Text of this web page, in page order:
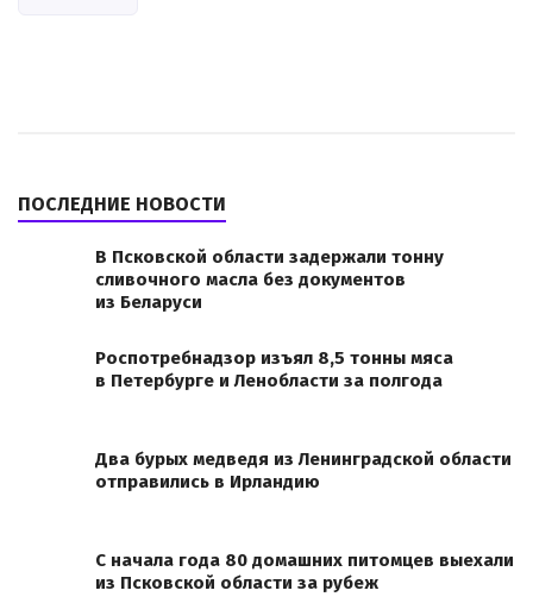
ПОСЛЕДНИЕ НОВОСТИ
В Псковской области задержали тонну
сливочного масла без документов
из Беларуси
Роспотребнадзор изъял 8,5 тонны мяса
в Петербурге и Ленобласти за полгода
Два бурых медведя из Ленинградской области
отправились в Ирландию
С начала года 80 домашних питомцев выехали
из Псковской области за рубеж